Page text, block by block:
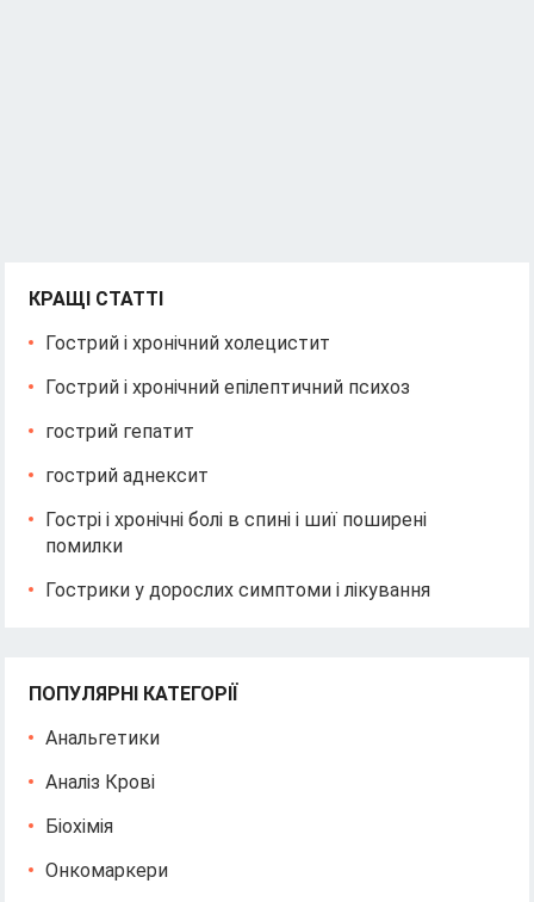
КРАЩІ СТАТТІ
Гострий і хронічний холецистит
Гострий і хронічний епілептичний психоз
гострий гепатит
гострий аднексит
Гострі і хронічні болі в спині і шиї поширені
помилки
Гострики у дорослих симптоми і лікування
ПОПУЛЯРНІ КАТЕГОРІЇ
Анальгетики
Аналіз Крові
Біохімія
Онкомаркери